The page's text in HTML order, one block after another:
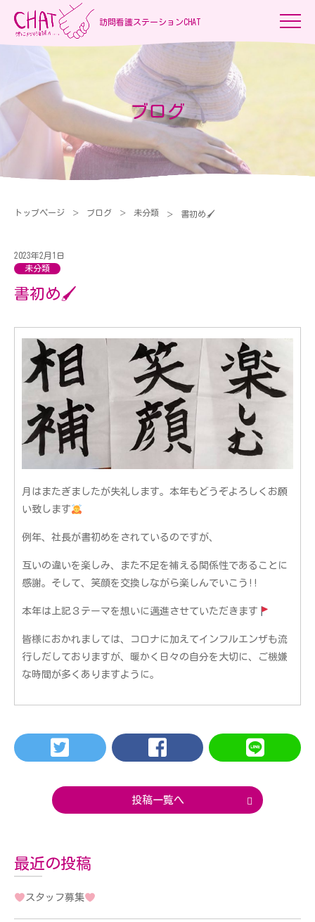
訪問看護ステーションCHAT
ブログ
トップページ ブログ 未分類 書初め🖌
2023年2月1日
未分類
書初め🖌
月はまたぎましたが失礼します。本年もどうぞよろしくお願
い致します
例年、社長が書初めをされているのですが、
互いの違いを楽しみ、また不足を補える関係性であることに
感謝。そして、笑顔を交換しながら楽しんでいこう!!
本年は上記３テーマを想いに邁進させていただきます
皆様におかれましては、コロナに加えてインフルエンザも流
行しだしておりますが、暖かく日々の自分を大切に、ご機嫌
な時間が多くありますように。
投稿一覧へ
最近の投稿
スタッフ募集